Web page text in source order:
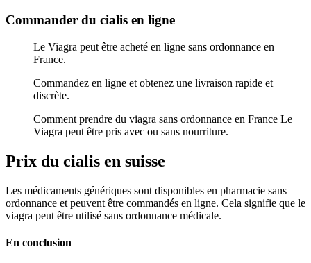
Commander du cialis en ligne
Le Viagra peut être acheté en ligne sans ordonnance en
France.
Commandez en ligne et obtenez une livraison rapide et
discrète.
Comment prendre du viagra sans ordonnance en France Le
Viagra peut être pris avec ou sans nourriture.
Prix du cialis en suisse
Les médicaments génériques sont disponibles en pharmacie sans
ordonnance et peuvent être commandés en ligne. Cela signifie que le
viagra peut être utilisé sans ordonnance médicale.
En conclusion